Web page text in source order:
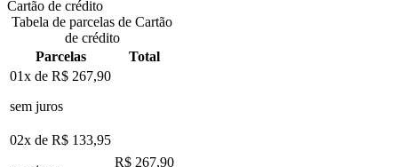
Cartão de crédito
Tabela de parcelas de Cartão
de crédito
Parcelas
Total
01x de R$ 267,90
sem juros
02x de R$ 133,95
R$ 267,90